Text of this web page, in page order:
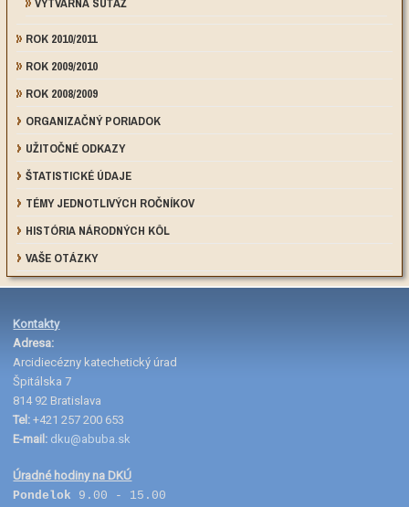
ROK 2010/2011
ROK 2009/2010
ROK 2008/2009
ORGANIZAČNÝ PORIADOK
UŽITOČNÉ ODKAZY
ŠTATISTICKÉ ÚDAJE
TÉMY JEDNOTLIVÝCH ROČNÍKOV
HISTÓRIA NÁRODNÝCH KÔL
VAŠE OTÁZKY
Kontakty
Adresa:
Arcidiecézny katechetický úrad
Špitálska 7
814 92 Bratislava
Tel: +421 257 200 653
E-mail: dku@abuba.sk
Úradné hodiny na DKÚ
Pondelok 9.00 - 15.00